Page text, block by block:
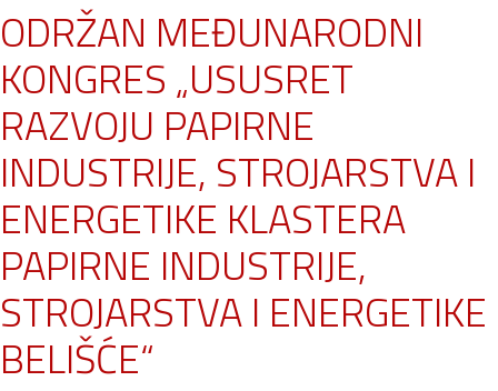
ODRŽAN MEĐUNARODNI
KONGRES „USUSRET
RAZVOJU PAPIRNE
INDUSTRIJE, STROJARSTVA I
ENERGETIKE KLASTERA
PAPIRNE INDUSTRIJE,
STROJARSTVA I ENERGETIKE
BELIŠĆE“